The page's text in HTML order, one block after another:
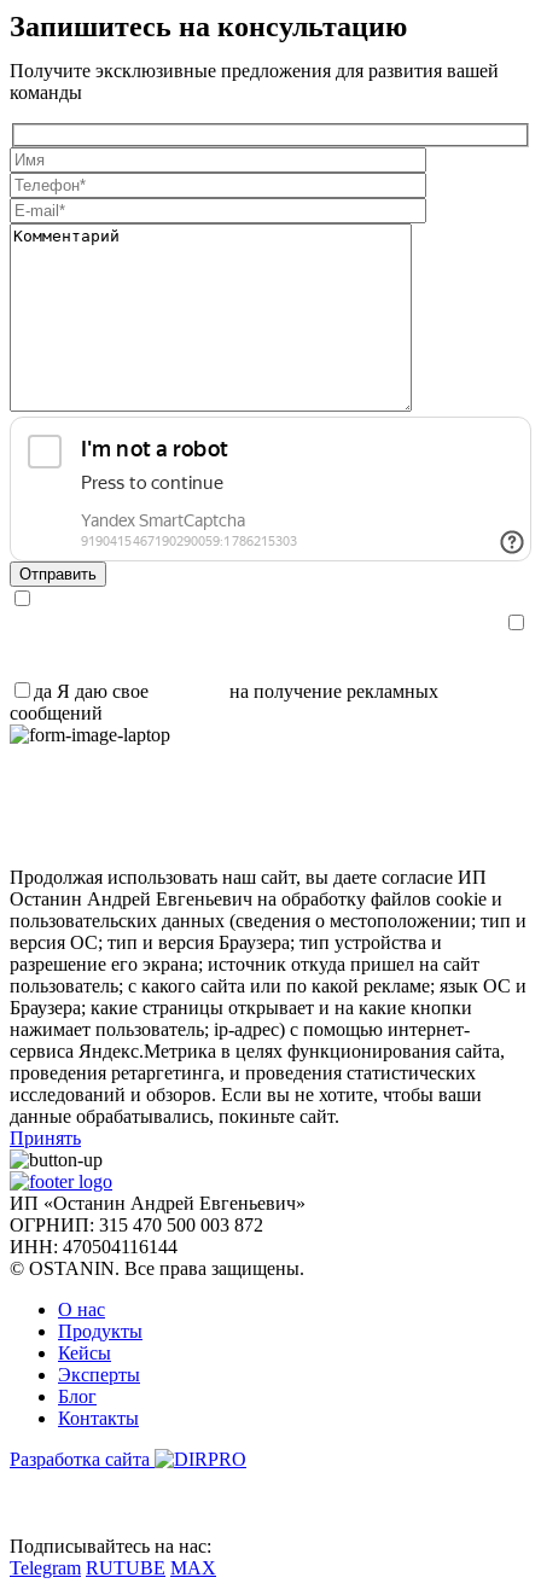
Запишитесь на консультацию
Получите эксклюзивные предложения для развития вашей
команды
да Я даю свое
на получение рекламных
сообщений
Продолжая использовать наш сайт, вы даете согласие ИП
Останин Андрей Евгеньевич на обработку файлов cookie и
пользовательских данных (сведения о местоположении; тип и
версия ОС; тип и версия Браузера; тип устройства и
разрешение его экрана; источник откуда пришел на сайт
пользователь; с какого сайта или по какой рекламе; язык ОС и
Браузера; какие страницы открывает и на какие кнопки
нажимает пользователь; ip-адрес) с помощью интернет-
сервиса Яндекс.Метрика в целях функционирования сайта,
проведения ретаргетинга, и проведения статистических
исследований и обзоров. Если вы не хотите, чтобы ваши
данные обрабатывались, покиньте сайт.
Принять
ИП «Останин Андрей Евгеньевич»
ОГРНИП: 315 470 500 003 872
ИНН: 470504116144
© OSTANIN. Все права защищены.
О нас
Продукты
Кейсы
Эксперты
Блог
Контакты
Разработка сайта
Подписывайтесь на нас:
Telegram RUTUBE MAX